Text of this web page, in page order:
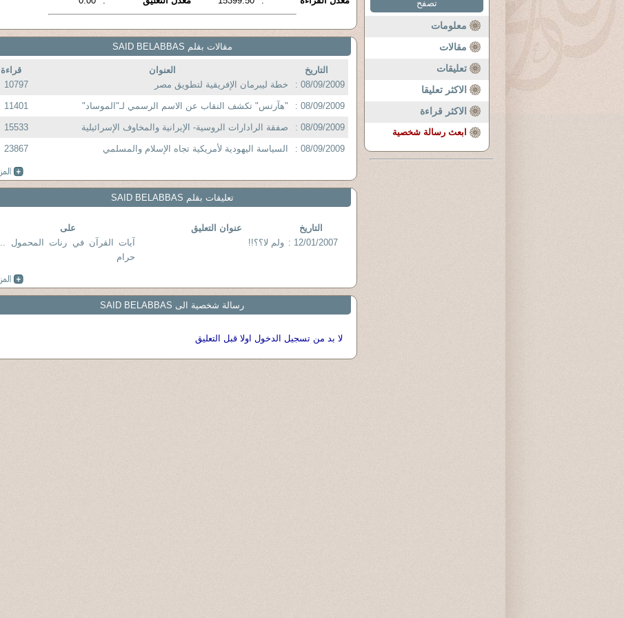
تصفح
معلومات
مقالات
تعليقات
الاكثر تعليقا
الاكثر قراءة
ابعث رسالة شخصية
مقالات بقلم SAID BELABBAS
التاريخ
08/09/2009 :
العنوان
خطة ليبرمان الإفريقية لتطويق مصر
قراءة
10797
08/09/2009 : "هآرتس" تكشف النقاب عن الاسم الرسمي لـ"الموساد" 11401
08/09/2009 : صفقة الرادارات الروسية- الإيرانية والمخاوف الإسرائيلية 15533
08/09/2009 : السياسة اليهودية لأمريكية تجاه الإسلام والمسلمي 23867
تعليقات بقلم SAID BELABBAS
التاريخ
12/01/2007 :
عنوان التعليق
ولم لا؟؟!!
على
آيات القرآن في رنات المحمول ..
حرام
رسالة شخصية الى SAID BELABBAS
لا بد من تسجيل الدخول اولا قبل التعليق